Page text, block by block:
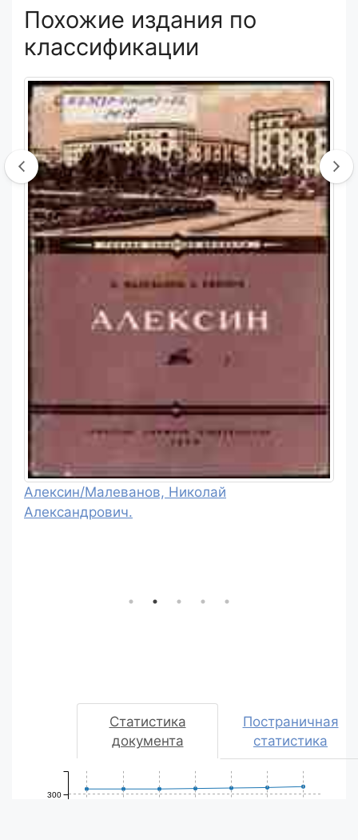
Похожие издания по
классификации
Алексин/Малеванов, Николай
Александрович.
Статистика
документа
Постраничная
статистика
300